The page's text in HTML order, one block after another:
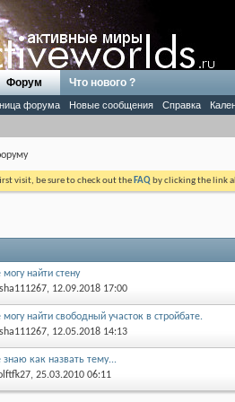
Форум
форума Новые сообщения Справка
Что нового ?
visit, be sure to check out the FAQ by clicking the link
могу найти стену
, 12.09.2018 17:00
могу найти свободный участок в стройбате.
, 12.05.2018 14:13
знаю как назвать тему...
, 25.03.2010 06:11